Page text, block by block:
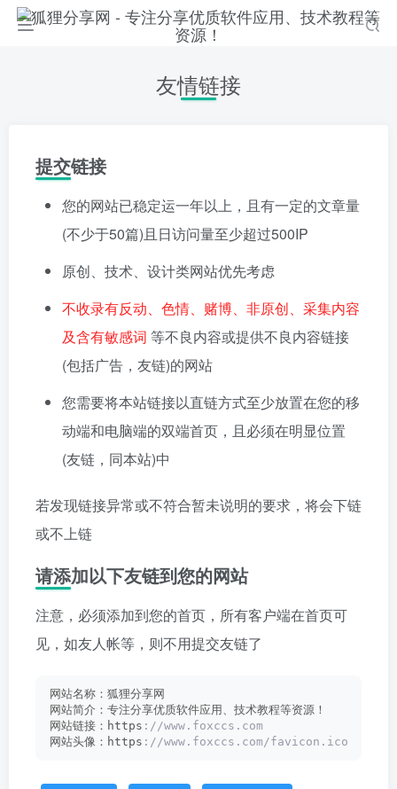
友情链接
提交链接
您的网站已稳定运一年以上，且有一定的文章量
(不少于50篇)且日访问量至少超过500IP
原创、技术、设计类网站优先考虑
不收录有反动、色情、赌博、非原创、采集内容
及含有敏感词 等不良内容或提供不良内容链接
(包括广告，友链)的网站
您需要将本站链接以直链方式至少放置在您的移
动端和电脑端的双端首页，且必须在明显位置
(友链，同本站)中
若发现链接异常或不符合暂未说明的要求，将会下链
或不上链
请添加以下友链到您的网站
注意，必须添加到您的首页，所有客户端在首页可
见，如友人帐等，则不用提交友链了
网站名称：狐狸分享网
网站简介：专注分享优质软件应用、技术教程等资源！
网站链接：https ://www.foxccs.com
网站头像：https ://www.foxccs.com/favicon.ico